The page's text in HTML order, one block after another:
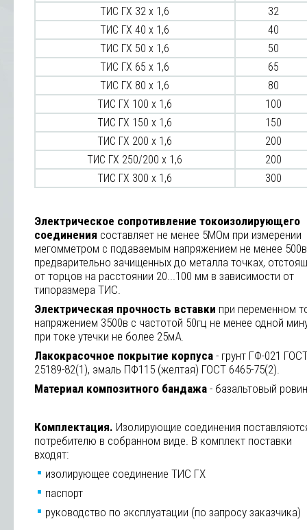
ТИС ГХ 32 х 1,6
32
ТИС ГХ 40 х 1,6
40
ТИС ГХ 50 х 1,6
50
ТИС ГХ 65 х 1,6
65
ТИС ГХ 80 х 1,6
80
ТИС ГХ 100 х 1,6
100
ТИС ГХ 150 х 1,6
150
ТИС ГХ 200 х 1,6
200
ТИС ГХ 250/200 х 1,6
200
ТИС ГХ 300 х 1,6
300
Электрическое сопротивление токоизолирующего
соединения составляет не менее 5МОм при измерении
мегомметром с подаваемым напряжением не менее
предварительно зачищенных до металла точках,
от торцов на расстоянии 20...100 мм в зависимости от
типоразмера ТИС.
Электрическая прочность вставки при переменном
напряжением 3500в с частотой 50гц не менее одной
при токе утечки не более 25мА.
Лакокрасочное покрытие корпуса - грунт ГФ-021
25189-82(1), эмаль ПФ115 (желтая) ГОСТ 6465-75(2).
Материал композитного бандажа - базальтовый
Комплектация. Изолирующие соединения
потребителю в собранном виде. В комплект поставки
входят:
изолирующее соединение ТИС ГХ
паспорт
руководство по эксплуатации (по запросу заказчика)